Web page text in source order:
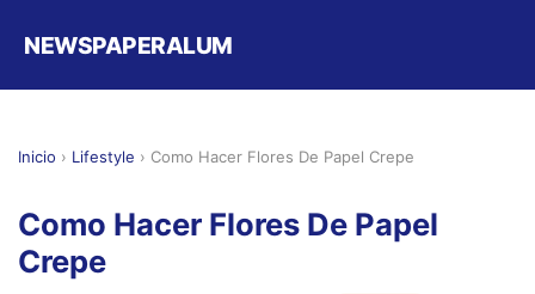
NEWSPAPERALUM
Inicio › Lifestyle › Como Hacer Flores De Papel Crepe
Como Hacer Flores De Papel
Crepe